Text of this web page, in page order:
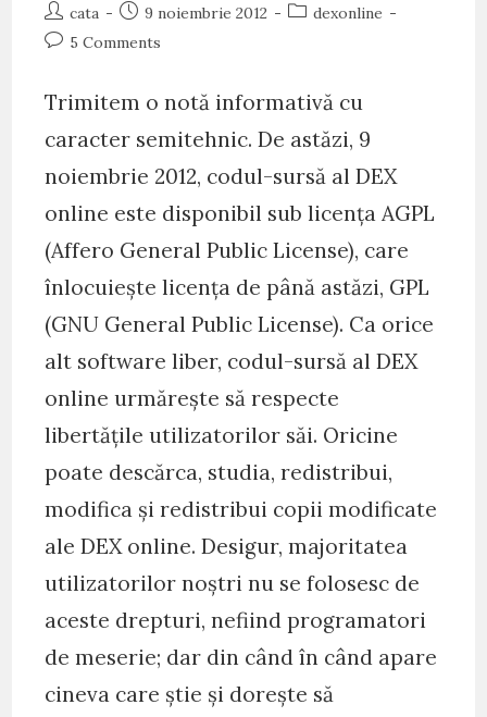
Post
author:
cata
Post
published:
9 noiembrie 2012
Postdexonline
Post5 Comments
Trimitem o notă informativă cu
caracter semitehnic. De astăzi, 9
noiembrie 2012, codul-sursă al DEX
online este disponibil sub licența AGPL
(Affero General Public License), care
înlocuiește licența de până astăzi, GPL
(GNU General Public License). Ca orice
alt software liber, codul-sursă al DEX
online urmărește să respecte
libertățile utilizatorilor săi. Oricine
poate descărca, studia, redistribui,
modifica și redistribui copii modificate
ale DEX online. Desigur, majoritatea
utilizatorilor noștri nu se folosesc de
aceste drepturi, nefiind programatori
de meserie; dar din când în când apare
cineva care știe și dorește să